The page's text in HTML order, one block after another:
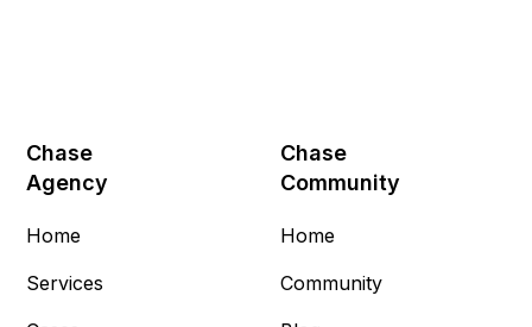
Chase
Agency
Home
Services
Chase
Community
Home
Community